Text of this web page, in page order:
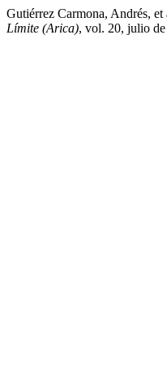
Gutiérrez Carmona, Andrés,
Límite (Arica), vol. 20, julio